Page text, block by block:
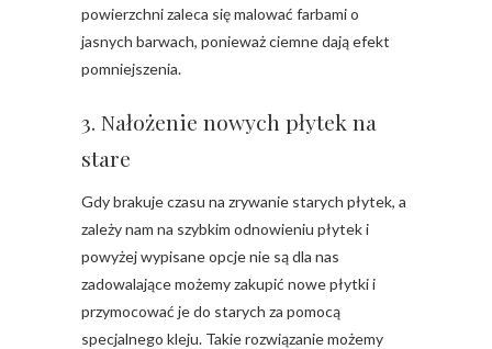
powierzchni zaleca się malować farbami o
jasnych barwach, ponieważ ciemne dają efekt
pomniejszenia.
3. Nałożenie nowych płytek na
stare
Gdy brakuje czasu na zrywanie starych płytek, a
zależy nam na szybkim odnowieniu płytek i
powyżej wypisane opcje nie są dla nas
zadowalające możemy zakupić nowe płytki i
przymocować je do starych za pomocą
specjalnego kleju. Takie rozwiązanie możemy